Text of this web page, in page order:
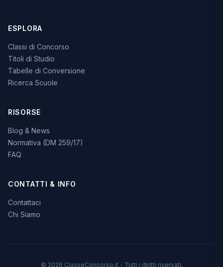
ESPLORA
Classi di Concorso
Titoli di Studio
Tabelle di Conversione
Ricerca Scuole
RISORSE
Blog & News
Normativa (DM 259/17)
FAQ
CONTATTI & INFO
Contattaci
Chi Siamo
© 2026 ClasseConcorso.it - Tutti i diritti riservati.